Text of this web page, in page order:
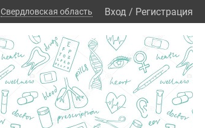
Свердловская область Вход / Регистрация